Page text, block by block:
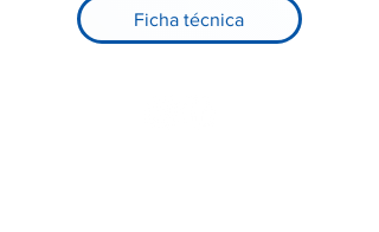
Ficha técnica